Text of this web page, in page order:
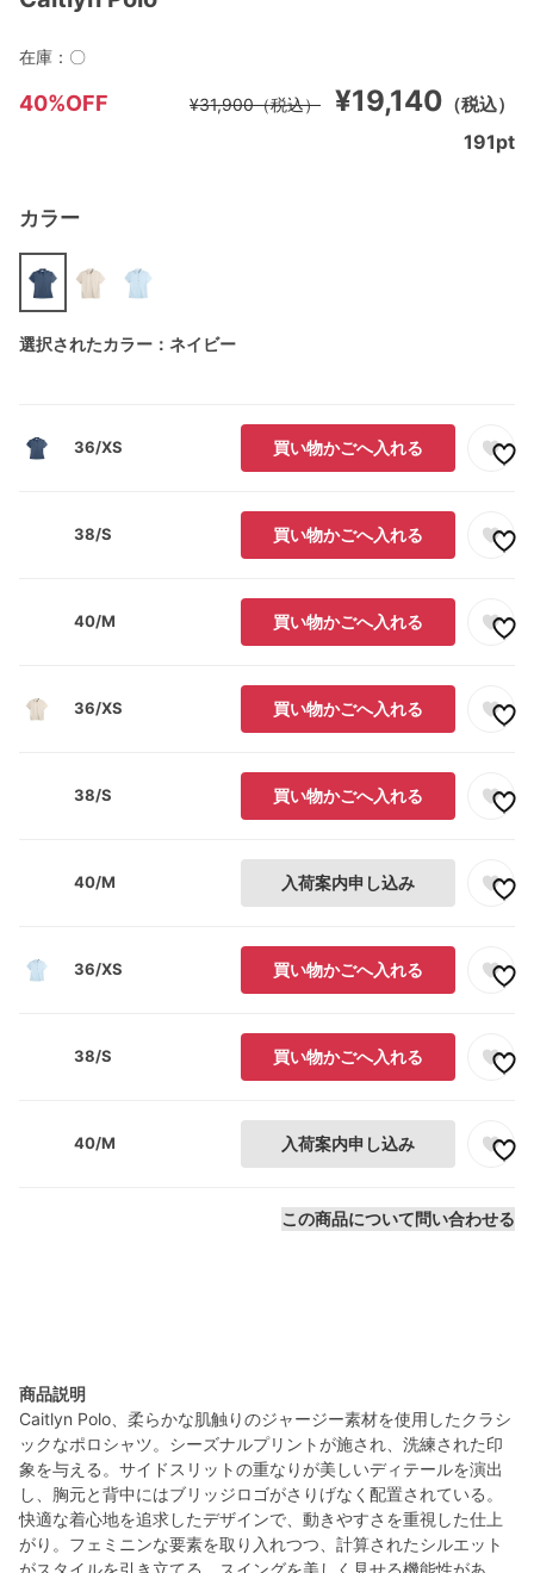
40%OFF ¥19,140 （税込）
¥31,900（税込）
カラー
選択されたカラー：ネイビー
36/XS 買い物かごへ入れる
38/S 買い物かごへ入れる
40/M 買い物かごへ入れる
36/XS 買い物かごへ入れる
38/S 買い物かごへ入れる
40/M 入荷案内申し込み
36/XS 買い物かごへ入れる
38/S 買い物かごへ入れる
40/M 入荷案内申し込み
この商品について問い合わせる
商品説明
Caitlyn Polo、柔らかな肌触りのジャージー素材を使用したクラシ
ックなポロシャツ。シーズナルプリントが施され、洗練された印
象を与える。サイドスリットの重なりが美しいディテールを演出
し、胸元と背中にはブリッジロゴがさりげなく配置されている。
快適な着心地を追求したデザインで、動きやすさを重視した仕上
がり。フェミニンな要素を取り入れつつ、計算されたシルエット
がスタイルを引き立てる。スイングを美しく見せる機能性があ
在庫： 〇
191pt